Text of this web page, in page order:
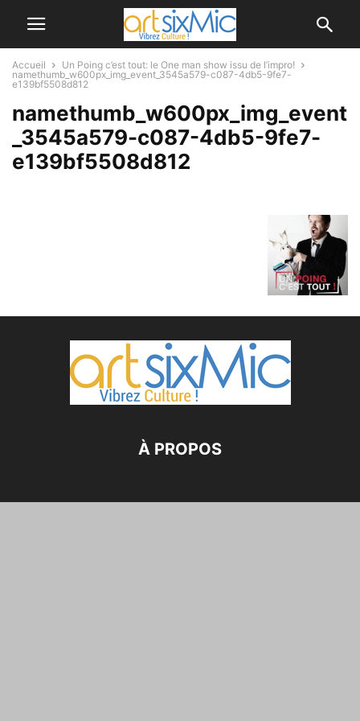
Accueil
Un Poing c’est tout: le One man show issu de l’impro!
namethumb_w600px_img_event_3545a579-c087-4db5-9fe7-
e139bf5508d812
namethumb_w600px_img_event
_3545a579-c087-4db5-9fe7-
e139bf5508d812
À PROPOS